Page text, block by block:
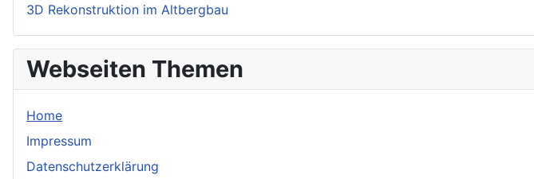
3D Rekonstruktion im Altbergbau
Webseiten Themen
Home
Impressum
Datenschutzerklärung